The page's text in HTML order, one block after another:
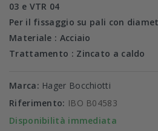
03 e VTR 04
Per il fissaggio su pali con
Materiale : Acciaio
Trat­tamento : Zincato a caldo
Marca: Hager Bocchiotti
Riferimento: IBO B04583
Disponibilità immediata